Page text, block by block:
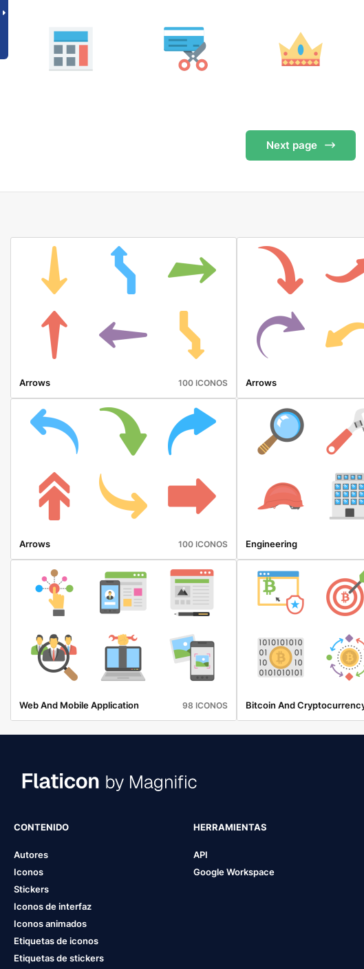
Next page
Arrows 100 ICONOS Arrows
Arrows 100 ICONOS Engineering
Web And Mobile Application 98 ICONOS Bitcoin And
CONTENIDO
Autores
Iconos
Stickers
Iconos de interfaz
Iconos animados
Etiquetas de iconos
Etiquetas de stickers
HERRAMIENTAS
API
Google Workspace